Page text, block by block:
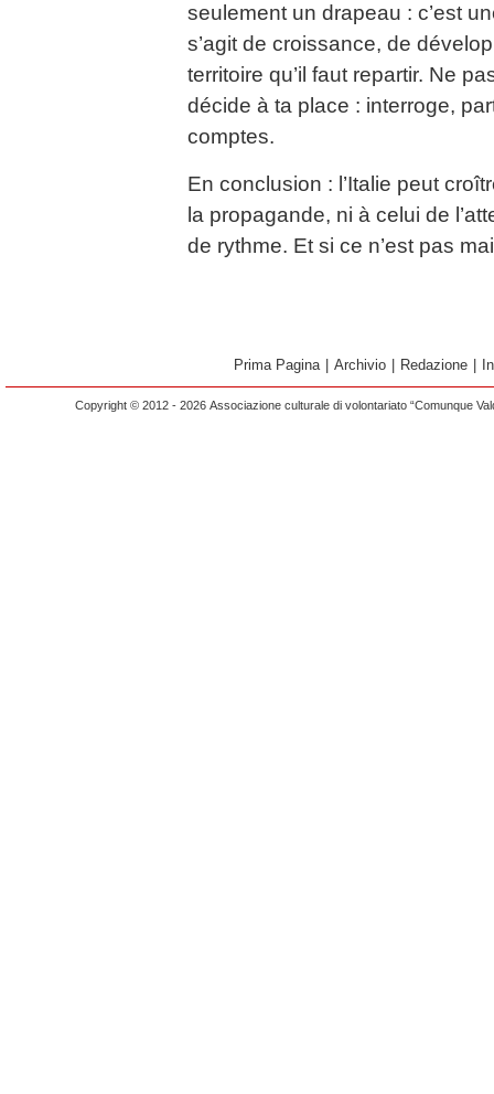
seulement un drapeau : c’est
s’agit de croissance, de
territoire qu’il faut repartir. Ne
décide à ta place : interroge,
comptes.
En conclusion : l’Italie peut
la propagande, ni à celui de
de rythme. Et si ce n’est pas
Prima Pagina | Archivio | Redazione |
Copyright © 2012 - 2026 Associazione culturale di volontariato “Comunque